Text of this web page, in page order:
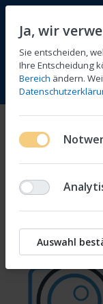
Menü Anmelden
Filtern
Ja, wir
Sie entscheiden,
Ihre Entscheidung
Bereich ändern.
Auswahl